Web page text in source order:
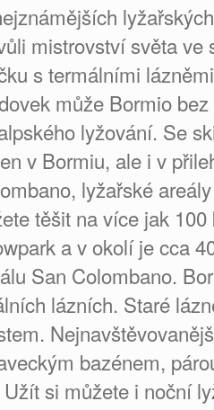
mistrovství světa ve
s termálními
může Bormio
lyžování. Se
v Bormiu, ale i v
lyžařské
těšit na více jak
a v okolí je cca
San Colombano.
lázních. Staré
bazénem,
si můžete i noční